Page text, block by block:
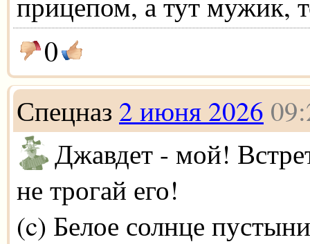
0
Спецназ 2 июня 2026
Джавдет - мой!
не трогай его!
(c) Белое солнце пустыни